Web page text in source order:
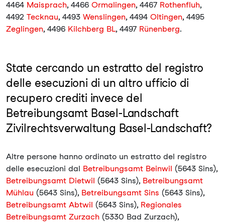
4464 Maisprach, 4466 Ormalingen, 4467 Rothenfluh,
4492 Tecknau, 4493 Wenslingen, 4494 Oltingen, 4495
Zeglingen, 4496 Kilchberg BL, 4497 Rünenberg.
State cercando un estratto del registro
delle esecuzioni di un altro ufficio di
recupero crediti invece del
Betreibungsamt Basel-Landschaft
Zivilrechtsverwaltung Basel-Landschaft?
Altre persone hanno ordinato un estratto del registro
delle esecuzioni dal Betreibungsamt Beinwil (5643 Sins),
Betreibungsamt Dietwil (5643 Sins), Betreibungsamt
Mühlau (5643 Sins), Betreibungsamt Sins (5643 Sins),
Betreibungsamt Abtwil (5643 Sins), Regionales
Betreibungsamt Zurzach (5330 Bad Zurzach),